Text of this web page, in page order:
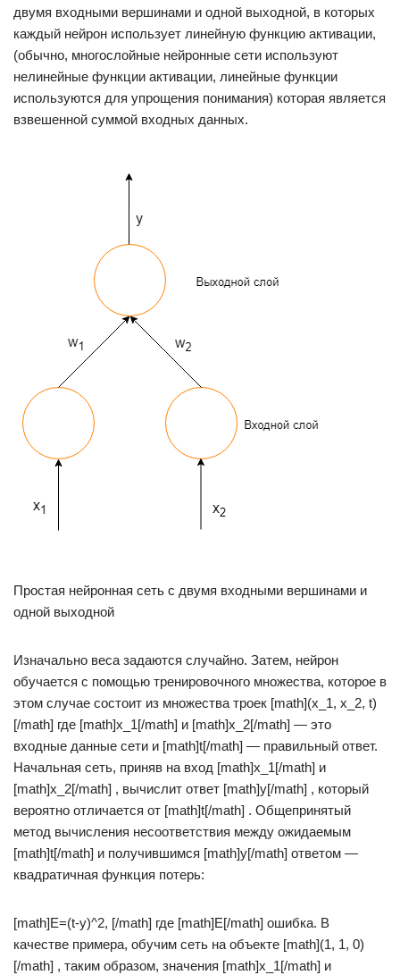
двумя входными вершинами и одной выходной, в которых
каждый нейрон использует линейную функцию активации,
(обычно, многослойные нейронные сети используют
нелинейные функции активации, линейные функции
используются для упрощения понимания) которая является
взвешенной суммой входных данных.
Простая нейронная сеть с двумя входными вершинами и
одной выходной
Изначально веса задаются случайно. Затем, нейрон
обучается с помощью тренировочного множества, которое в
этом случае состоит из множества троек [math](x_1, x_2, t)
[/math] где [math]x_1[/math] и [math]x_2[/math] — это
входные данные сети и [math]t[/math] — правильный ответ.
Начальная сеть, приняв на вход [math]x_1[/math] и
[math]x_2[/math] , вычислит ответ [math]y[/math] , который
вероятно отличается от [math]t[/math] . Общепринятый
метод вычисления несоответствия между ожидаемым
[math]t[/math] и получившимся [math]y[/math] ответом —
квадратичная функция потерь:
[math]E=(t-y)^2, [/math] где [math]E[/math] ошибка. В
качестве примера, обучим сеть на объекте [math](1, 1, 0)
[/math] , таким образом, значения [math]x_1[/math] и